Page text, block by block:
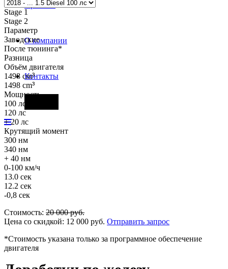
Проекты
О компании
Контакты
Stage 1
Stage 2
Параметр
Заводские
После тюнинга*
Разница
Объём двигателя
1498 cm³
1498 cm³
Мощность
100 лс
120 лс
+ 20 лс
Крутящий момент
300 нм
340 нм
+ 40 нм
0-100 км/ч
13.0 сек
12.2 сек
-0,8 сек
Стоимость: 20 000руб.
Цена со скидкой: 12 000 руб. Отправить запрос
*Стоимость указана только за программное обеспечение
двигателя